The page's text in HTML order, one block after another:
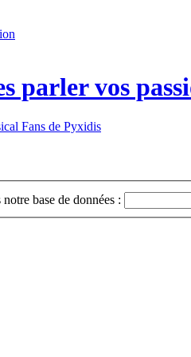
parler vos
base de données :